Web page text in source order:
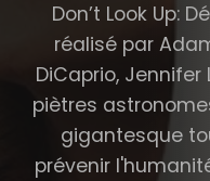
Don’t Look Up:
réalisé par
DiCaprio, Jennifer
piètres
gigantesque
prévenir